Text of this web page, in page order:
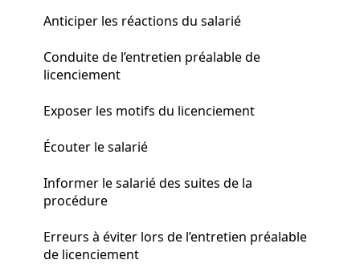
Anticiper les réactions du salarié
Conduite de l’entretien préalable de
licenciement
Exposer les motifs du licenciement
Écouter le salarié
Informer le salarié des suites de la
procédure
Erreurs à éviter lors de l’entretien préalable
de licenciement